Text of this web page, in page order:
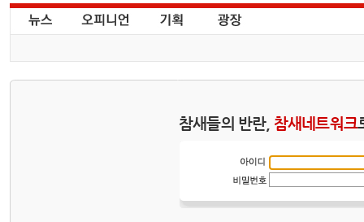
참새들의 반란, 참새네트워크